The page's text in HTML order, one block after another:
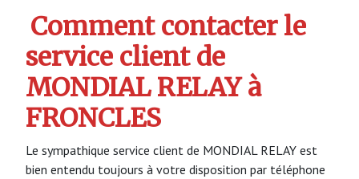
Comment contacter le
service client de
MONDIAL RELAY à
FRONCLES
Le sympathique service client de MONDIAL RELAY est
bien entendu toujours à votre disposition par téléphone